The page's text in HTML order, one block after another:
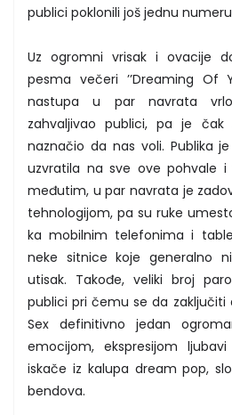
publici poklonili još jednu
Uz ogromni vrisak i ovacije
pesma večeri ’’Dreaming Of
nastupa u par navrata
zahvaljivao publici, pa je
naznačio da nas voli. Publika
uzvratila na sve ove pohvale
međutim, u par navrata je
tehnologijom, pa su ruke
ka mobilnim telefonima i
neke sitnice koje generalno
utisak. Takođe, veliki broj
publici pri čemu se da
Sex definitivno jedan
emocijom, ekspresijom
iskače iz kalupa dream pop,
bendova.